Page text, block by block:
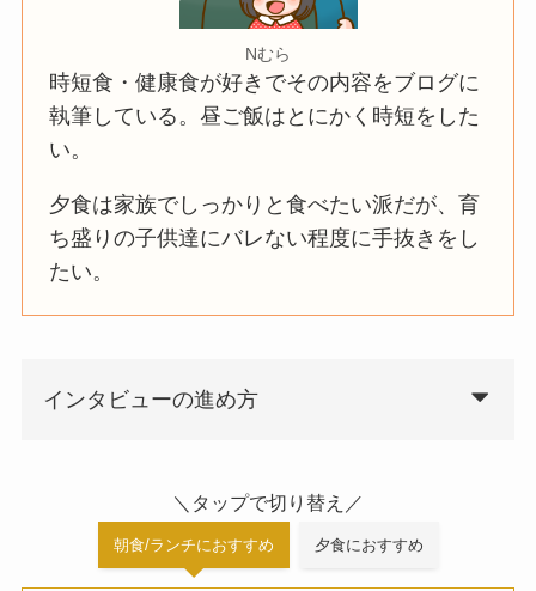
Nむら
時短食・健康食が好きでその内容をブログに
執筆している。昼ご飯はとにかく時短をした
い。
夕食は家族でしっかりと食べたい派だが、育
ち盛りの子供達にバレない程度に手抜きをし
たい。
インタビューの進め方
＼タップで切り替え／
朝食/ランチにおすすめ 夕食におすすめ